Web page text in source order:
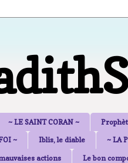
~ LE SAINT CORAN ~
~ Iblis, le diable ~ LA
actions Le bon